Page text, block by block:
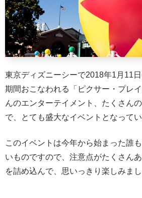
東京ディズニーシーで2018年1月11
期間おこなわれる「ピクサー・プレ
んのエンターテイメント、たくさん
で、とても盛大なイベントとなってい
このイベントは今年から始まった誰
いものですので、注意点がたくさん
を詰め込んで、思いっきり楽しみまし